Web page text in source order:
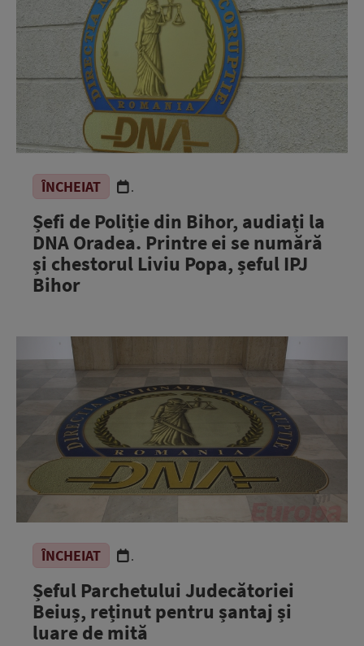
ÎNCHEIAT .
Șefi de Poliție din Bihor, audiați la
DNA Oradea. Printre ei se numără
și chestorul Liviu Popa, șeful IPJ
Bihor
ÎNCHEIAT .
Șeful Parchetului Judecătoriei
Beiuș, reținut pentru șantaj și
luare de mită